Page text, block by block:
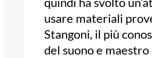
usare materiali
Stangoni, il più
del suono e